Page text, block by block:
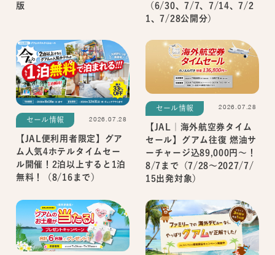
版
（6/30、7/7、7/14、7/2
1、7/28公開分）
セール情報 2026.07.28
【JAL便利用者限定】グア
ム人気4ホテルタイムセー
ル開催！2泊以上すると1泊
無料！（8/16まで）
セール情報 2026.07.28
【JAL｜海外航空券タイム
セール】グアム往復 燃油サ
ーチャージ込89,000円～！
8/7まで（7/28～2027/7/
15出発対象）